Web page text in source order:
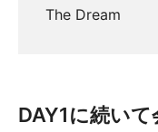
The Dream
DAY1に続い